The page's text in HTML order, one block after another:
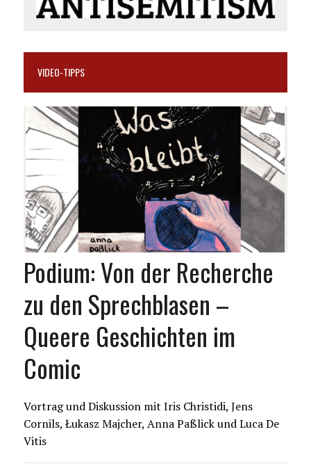
VIDEO-TIPPS
Podium: Von der Recherche
zu den Sprechblasen –
Queere Geschichten im
Comic
Vortrag und Diskussion mit Iris Christidi, Jens
Cornils, Łukasz Majcher, Anna Paßlick und Luca De
Vitis